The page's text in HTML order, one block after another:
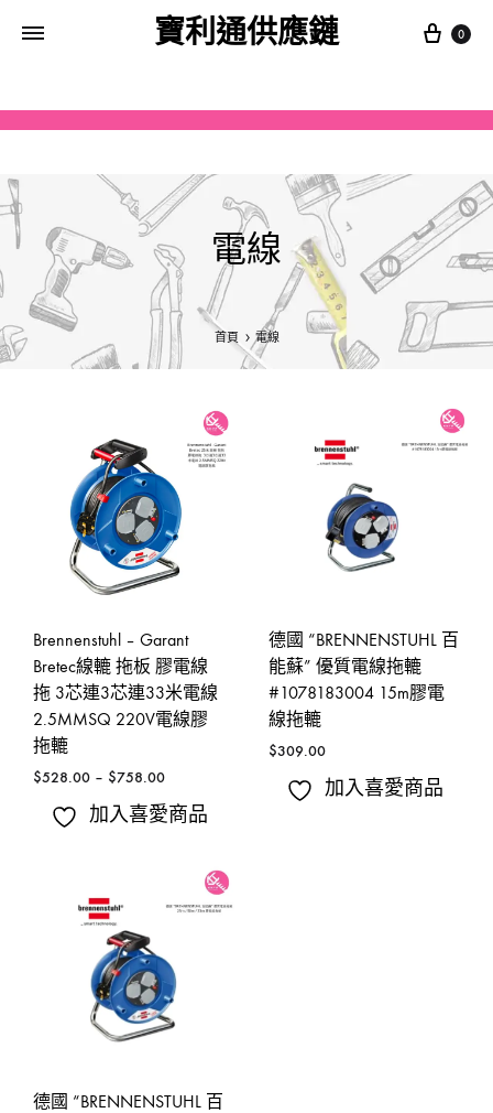
寶利通供應鏈 0
電線
首頁 電線
Brennenstuhl – Garant
Bretec線轆 拖板 膠電線
拖 3芯連3芯連33米電線
2.5MMSQ 220V電線膠
拖轆
$528.00 – $758.00
加入喜愛商品
德國 “BRENNENSTUHL 百
能蘇” 優質電線拖轆
#1078183004 15m膠電
線拖轆
$309.00
加入喜愛商品
德國 “BRENNENSTUHL 百